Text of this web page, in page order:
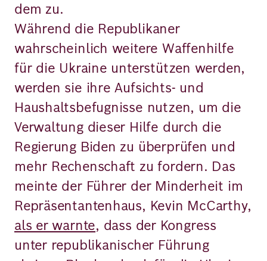
dem zu.
Während die Republikaner
wahrscheinlich weitere Waffenhilfe
für die Ukraine unterstützen werden,
werden sie ihre Aufsichts- und
Haushaltsbefugnisse nutzen, um die
Verwaltung dieser Hilfe durch die
Regierung Biden zu überprüfen und
mehr Rechenschaft zu fordern. Das
meinte der Führer der Minderheit im
Repräsentantenhaus, Kevin McCarthy,
als er warnte, dass der Kongress
unter republikanischer Führung